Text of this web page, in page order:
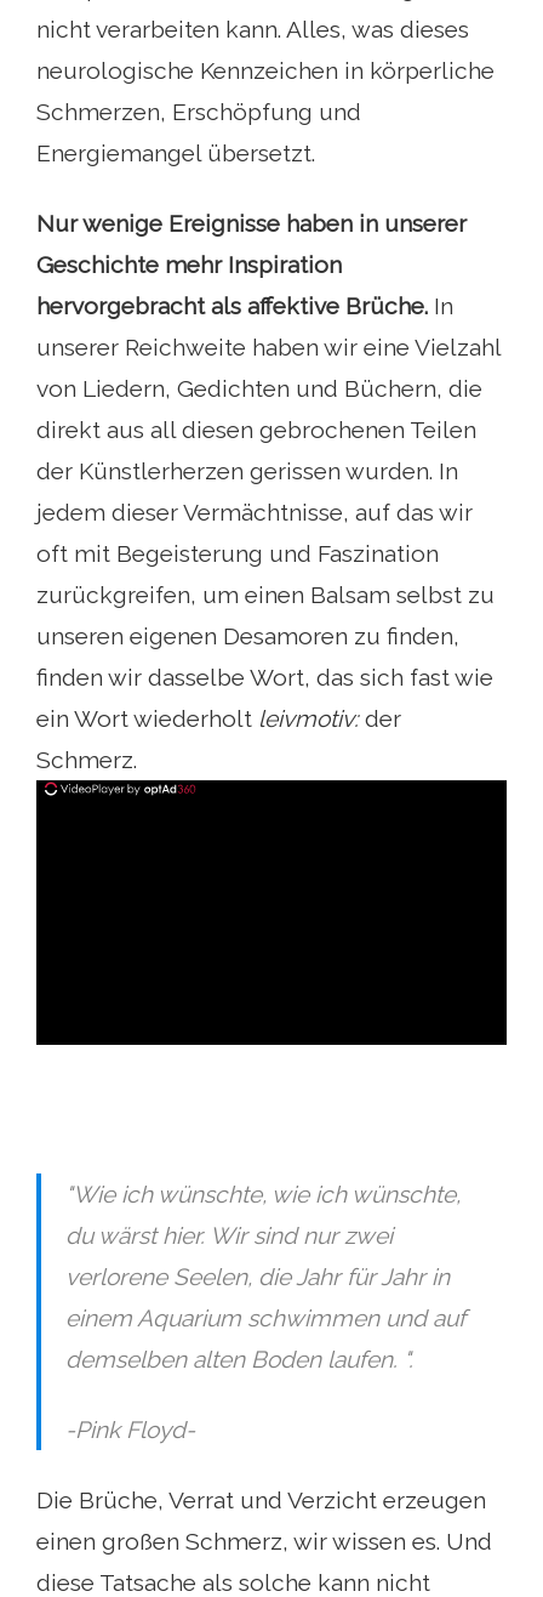
nicht verarbeiten kann. Alles, was dieses
neurologische Kennzeichen in körperliche
Schmerzen, Erschöpfung und
Energiemangel übersetzt.
Nur wenige Ereignisse haben in unserer
Geschichte mehr Inspiration
hervorgebracht als affektive Brüche. In
unserer Reichweite haben wir eine Vielzahl
von Liedern, Gedichten und Büchern, die
direkt aus all diesen gebrochenen Teilen
der Künstlerherzen gerissen wurden. In
jedem dieser Vermächtnisse, auf das wir
oft mit Begeisterung und Faszination
zurückgreifen, um einen Balsam selbst zu
unseren eigenen Desamoren zu finden,
finden wir dasselbe Wort, das sich fast wie
ein Wort wiederholt leivmotiv:der
Schmerz.
"Wie ich wünschte, wie ich wünschte,
du wärst hier. Wir sind nur zwei
verlorene Seelen, die Jahr für Jahr in
einem Aquarium schwimmen und auf
demselben alten Boden laufen. ".
-Pink Floyd-
Die Brüche, Verrat und Verzicht erzeugen
einen großen Schmerz, wir wissen es. Und
diese Tatsache als solche kann nicht